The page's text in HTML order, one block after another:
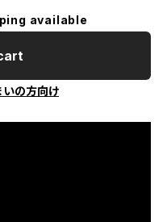
available
いの方向け